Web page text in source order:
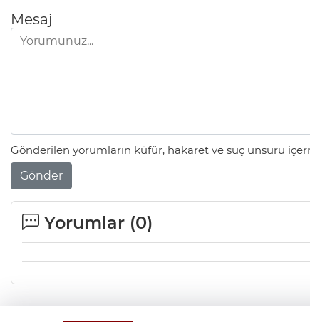
Mesaj
Gönderilen yorumların küfür, hakaret ve suç unsuru
Gönder
Yorumlar (0)